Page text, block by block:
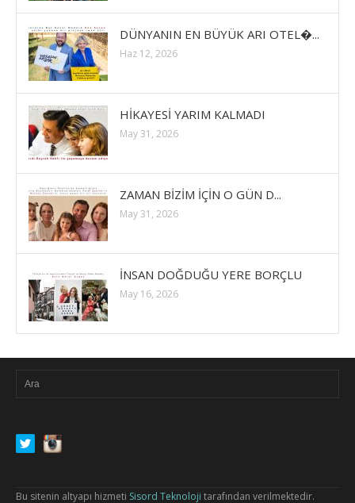
DÜNYANIN EN BÜYÜK ARI OTEL�...
Haz 12, 2026
HİKAYESİ YARIM KALMADI
May 31, 2026
ZAMAN BİZİM İÇİN O GÜN D...
May 31, 2026
İNSAN DOĞDUĞU YERE BORÇLU
May 16, 2026
Bu sitenin altyapı hizmeti Sisord Teknoloji tarafından verilmektedir.